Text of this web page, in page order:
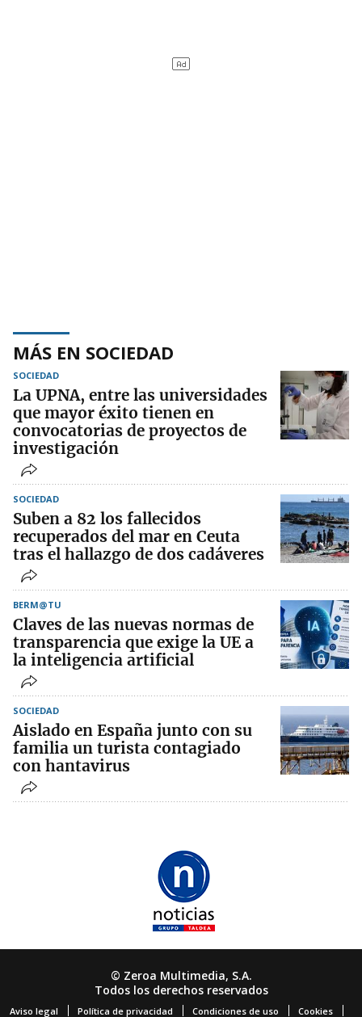
MÁS EN SOCIEDAD
SOCIEDAD
La UPNA, entre las universidades
que mayor éxito tienen en
convocatorias de proyectos de
investigación
SOCIEDAD
Suben a 82 los fallecidos
recuperados del mar en Ceuta
tras el hallazgo de dos cadáveres
BERM@TU
Claves de las nuevas normas de
transparencia que exige la UE a
la inteligencia artificial
SOCIEDAD
Aislado en España junto con su
familia un turista contagiado
con hantavirus
© Zeroa Multimedia, S.A.
Todos los derechos reservados
Aviso legal Política de privacidad Condiciones de uso Cookies